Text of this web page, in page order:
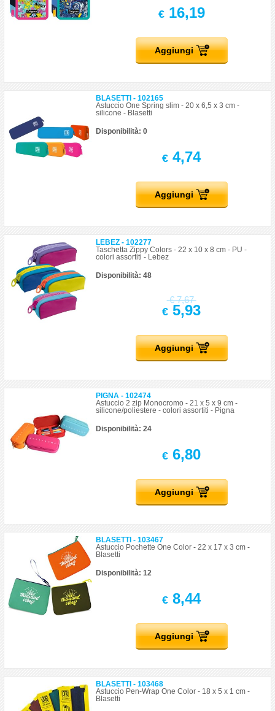
€16,19
Aggiungi
BLASETTI - 102165
Astuccio One Spring slim - 20 x 6,5 x 3 cm -
silicone - Blasetti
Disponibilità: 0
€ 4,74
Aggiungi
LEBEZ - 102277
Taschetta Zippy Colors - 22 x 10 x 8 cm - PU -
colori assortiti - Lebez
Disponibilità: 48
€7,67
€ 5,93
Aggiungi
PIGNA - 102474
Astuccio 2 zip Monocromo - 21 x 5 x 9 cm -
silicone/poliestere - colori assortiti - Pigna
Disponibilità: 24
€ 6,80
Aggiungi
BLASETTI - 103467
Astuccio Pochette One Color - 22 x 17 x 3 cm -
Blasetti
Disponibilità: 12
€ 8,44
Aggiungi
BLASETTI - 103468
Astuccio Pen-Wrap One Color - 18 x 5 x 1 cm -
Blasetti